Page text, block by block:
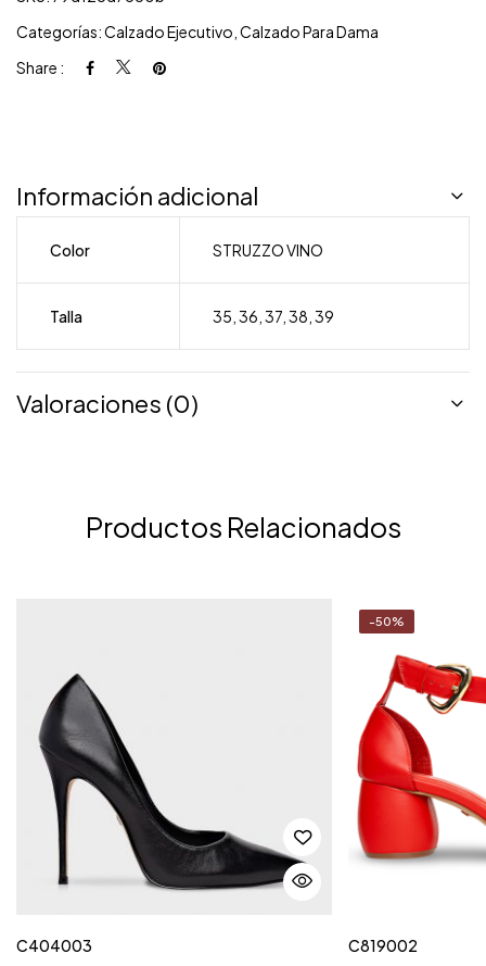
Categorías:Calzado Ejecutivo Calzado Para Dama
Share :
Información adicional
Color STRUZZO VINO
Talla 35 36 37 38 39
Valoraciones (0)
Productos Relacionados
C404003
-50%
C819002